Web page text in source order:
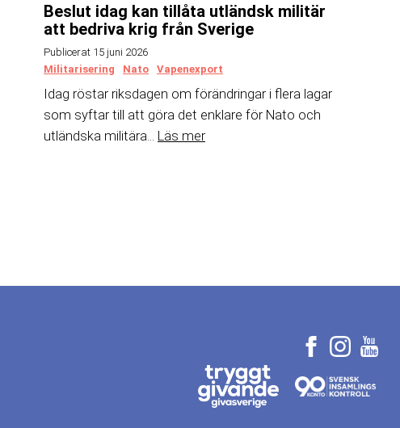
Beslut idag kan tillåta utländsk militär
att bedriva krig från Sverige
Publicerat 15 juni 2026
Militarisering
Nato Vapenexport
Idag röstar riksdagen om förändringar i flera lagar
som syftar till att göra det enklare för Nato och
utländska militära... Läs mer